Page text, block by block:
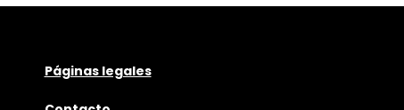
Páginas legales